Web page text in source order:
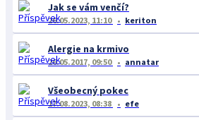
Jak se vám venčí?
26.05.2023, 11:10 keriton
Alergie na krmivo
26.05.2017, 09:50 annatar
Všeobecný pokec
17.08.2023, 08:38 efe